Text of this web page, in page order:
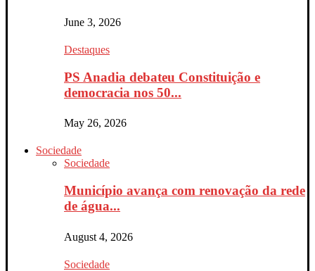
June 3, 2026
Destaques
PS Anadia debateu Constituição e
democracia nos 50...
May 26, 2026
Sociedade
Sociedade
Município avança com renovação da rede
de água...
August 4, 2026
Sociedade